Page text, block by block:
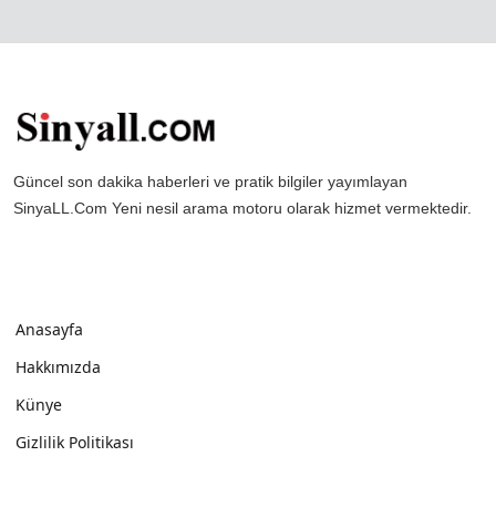
Güncel son dakika haberleri ve pratik bilgiler yayımlayan
SinyaLL.Com Yeni nesil arama motoru olarak hizmet vermektedir.
Anasayfa
Hakkımızda
Künye
Gizlilik Politikası